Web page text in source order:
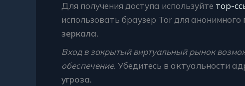
Для получения доступа используйте тор-
использовать браузер Tor для анонимного
зеркала.
Вход в закрытый виртуальный рынок
обеспечение. Убедитесь в актуальности
угроза.